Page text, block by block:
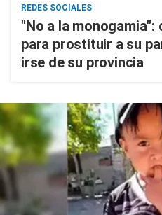
REDES SOCIALES
"No a la
para prostituir a su
irse de su provincia